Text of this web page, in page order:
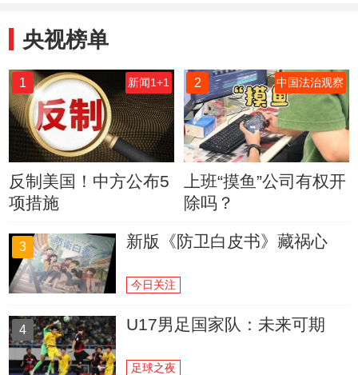
央视榜单
1 新闻1+1
反制美国！中方公布5
项措施
2 中国法治观察
上班“摸鱼”公司有权开
除吗？
3 新版《防卫白皮书》藏祸心
今日关注
4 U17男足国家队：未来可期
足球之夜